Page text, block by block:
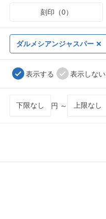
刻印（0）
ダルメシアンジャスパー
表示する 表示しない
円 ～